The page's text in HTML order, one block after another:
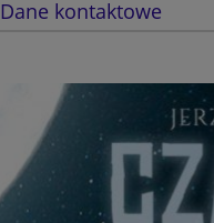
Dane kontaktowe